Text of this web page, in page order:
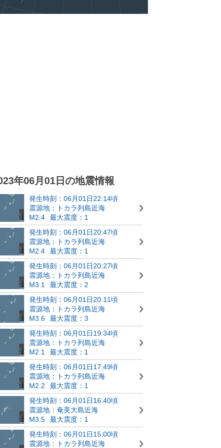
年06月01日の地震情報
発生時刻：06月01日22:14頃
震源地：トカラ列島近海
M2.4
最大震度：1
発生時刻：06月01日20:47頃
震源地：トカラ列島近海
M2.4
最大震度：1
発生時刻：06月01日20:27頃
震源地：トカラ列島近海
M3.1
最大震度：2
発生時刻：06月01日20:11頃
震源地：トカラ列島近海
M3.6
最大震度：3
発生時刻：06月01日19:34頃
震源地：トカラ列島近海
M2.1
最大震度：1
発生時刻：06月01日17:49頃
震源地：トカラ列島近海
M2.2
最大震度：1
発生時刻：06月01日16:40頃
震源地：奄美大島近海
M3.5
最大震度：1
発生時刻：06月01日15:00頃
震源地：トカラ列島近海